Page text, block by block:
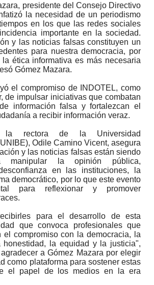
presidente del Consejo Directivo
la necesidad de un periodismo
en los que las redes sociales
importante en la sociedad.
y las noticias falsas constituyen un
para nuestra democracia, por
la ética informativa es más necesaria
Gómez Mazara.
el compromiso de INDOTEL, como
de impulsar iniciativas que combatan
información falsa y fortalezcan el
a recibir información veraz.
la rectora de la Universidad
Odile Camino Vicent, asegura
y las noticias falsas están siendo
manipular la opinión pública,
en las instituciones, la
democrático, por lo que este evento
para reflexionar y promover
para el desarrollo de esta
que convoca profesionales que
el compromiso con la democracia, la
honestidad, la equidad y la justicia",
a Gómez Mazara por elegir
como plataforma para sostener estas
el papel de los medios en la era